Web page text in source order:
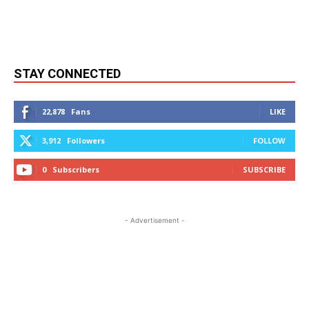
STAY CONNECTED
22,878 Fans LIKE
3,912 Followers FOLLOW
0 Subscribers SUBSCRIBE
- Advertisement -